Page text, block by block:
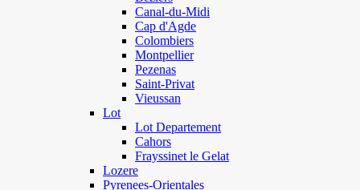
Canal-du-Midi
Cap d'Agde
Colombiers
Montpellier
Pezenas
Saint-Privat
Vieussan
Lot
Lot Departement
Cahors
Frayssinet le Gelat
Lozere
Pyrenees-Orientales